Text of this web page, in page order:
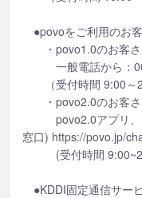
●povoをご利用のお
・povo1.0のお客さ
一般電話から：
（受付時間 9:00～
・povo2.0のお客さ
povo2.0アプリ、ウ
窓口) https://povo.jp/
(受付時間
●KDDI固定通信サー